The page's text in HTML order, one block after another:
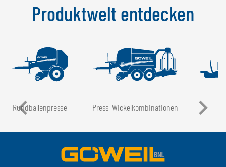
Produktwelt entdecken
Rundballen­presse Press-Wickel­kombinationen